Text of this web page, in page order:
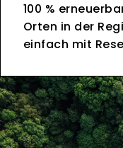
100 %
Orten in der
einfach mit